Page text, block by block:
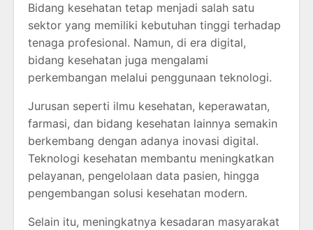
Bidang kesehatan tetap menjadi salah satu
sektor yang memiliki kebutuhan tinggi terhadap
tenaga profesional. Namun, di era digital,
bidang kesehatan juga mengalami
perkembangan melalui penggunaan teknologi.
Jurusan seperti ilmu kesehatan, keperawatan,
farmasi, dan bidang kesehatan lainnya semakin
berkembang dengan adanya inovasi digital.
Teknologi kesehatan membantu meningkatkan
pelayanan, pengelolaan data pasien, hingga
pengembangan solusi kesehatan modern.
Selain itu, meningkatnya kesadaran masyarakat